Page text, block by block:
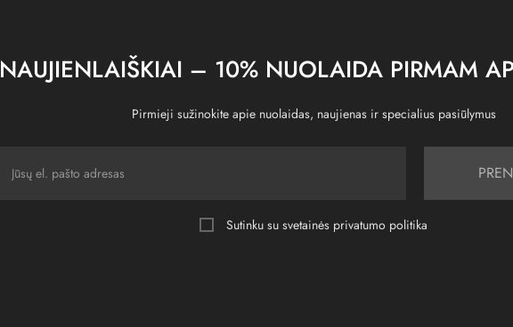
NAUJIENLAIŠKIAI – 10% NUOLAIDA PIRMAM
Pirmieji sužinokite apie nuolaidas, naujienas ir specialius pasiūlymus
Sutinku su svetainės privatumo politika